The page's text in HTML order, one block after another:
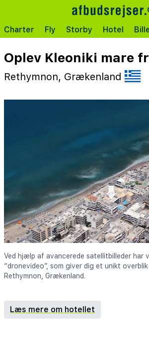
Charter Fly Storby Hotel
Oplev Kleoniki mare
Rethymnon, Grækenland
Ved hjælp af avancerede satellitbilleder har
“dronevideo”, som giver dig et unikt
Rethymnon, Grækenland.
Læs mere om hotellet